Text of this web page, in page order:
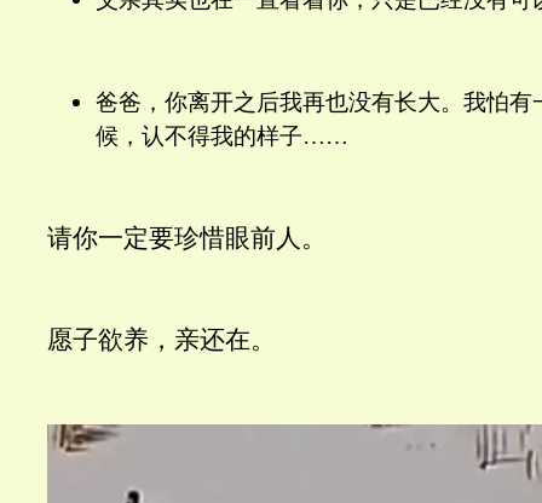
爸爸，你离开之后我再也没有长大。我怕有
候，认不得我的样子……
请你一定要珍惜眼前人。
愿子欲养，亲还在。